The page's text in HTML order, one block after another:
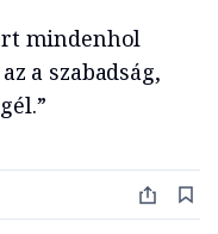
mindenhol
a szabadság,